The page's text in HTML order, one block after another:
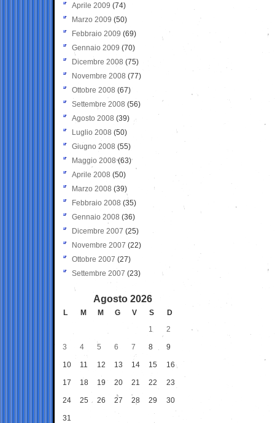
Aprile 2009 (74)
Marzo 2009 (50)
Febbraio 2009 (69)
Gennaio 2009 (70)
Dicembre 2008 (75)
Novembre 2008 (77)
Ottobre 2008 (67)
Settembre 2008 (56)
Agosto 2008 (39)
Luglio 2008 (50)
Giugno 2008 (55)
Maggio 2008(63)
Aprile 2008 (50)
Marzo 2008 (39)
Febbraio 2008 (35)
Gennaio 2008 (36)
Dicembre 2007 (25)
Novembre 2007 (22)
Ottobre 2007 (27)
Settembre 2007 (23)
Agosto 2026
L M M G V S
D
1
2
3 4 5 6 7 8 9
10 11 12 13 14 15 16
17 18 19 20 21 22 23
24 25 26 27 28 29 30
31